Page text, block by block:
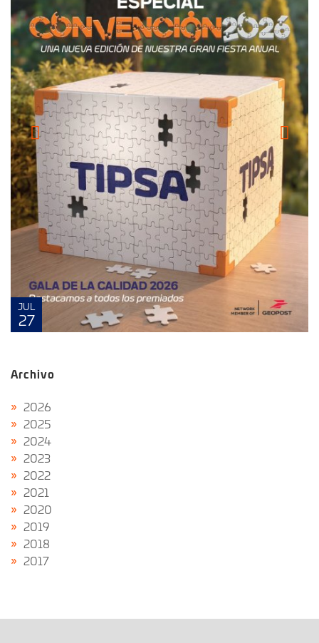
JUL
27
Archivo
2026
2025
2024
2023
2022
2021
2020
2019
2018
2017